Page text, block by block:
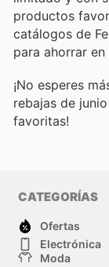
productos
catálogos de
para ahorrar en
¡No esperes
rebajas de
favoritas!
CATEGORÍAS
Ofertas
Electrónica
Moda